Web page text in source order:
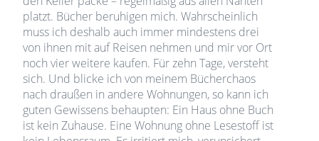
platzt. Bücher beruhigen mich. Wahrscheinlich
muss ich deshalb auch immer mindestens drei
von ihnen mit auf Reisen nehmen und mir vor Ort
noch vier weitere kaufen. Für zehn Tage, versteht
sich. Und blicke ich von meinem Bücherchaos
nach draußen in andere Wohnungen, so kann ich
guten Gewissens behaupten: Ein Haus ohne Buch
ist kein Zuhause. Eine Wohnung ohne Lesestoff ist